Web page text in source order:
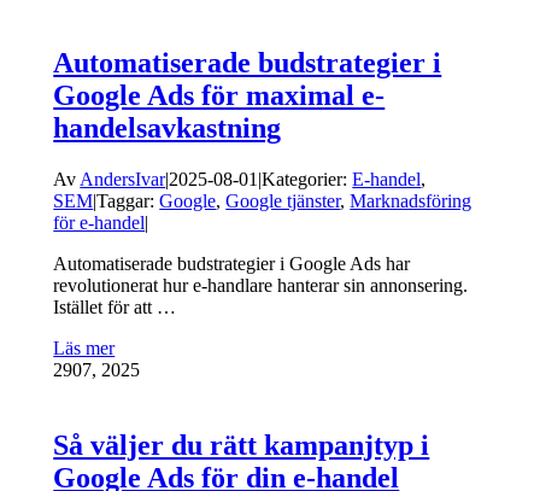
Automatiserade budstrategier i
Google Ads för maximal e-
handelsavkastning
Av AndersIvar|2025-08-01 |Kategorier:E-handel,
SEM|Taggar:Google,Google tjänster,Marknadsföring
för e-handel|
Automatiserade budstrategier i Google Ads har
revolutionerat hur e-handlare hanterar sin annonsering.
Istället för att …
Läs mer
2907, 2025
Så väljer du rätt kampanjtyp i
Google Ads för din e-handel